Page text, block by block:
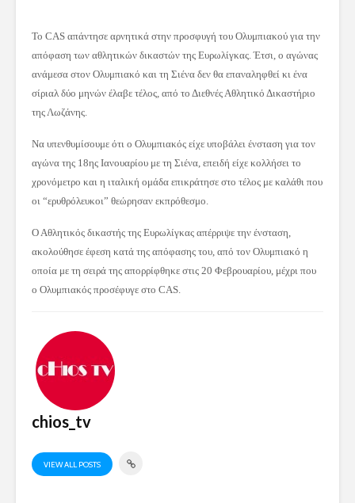
Το CAS απάντησε αρνητικά στην προσφυγή του Ολυμπιακού για την
απόφαση των αθλητικών δικαστών της Ευρωλίγκας. Έτσι, ο αγώνας
ανάμεσα στον Ολυμπιακό και τη Σιένα δεν θα επαναληφθεί κι ένα
σίριαλ δύο μηνών έλαβε τέλος, από το Διεθνές Αθλητικό Δικαστήριο
της Λωζάνης.
Να υπενθυμίσουμε ότι ο Ολυμπιακός είχε υποβάλει ένσταση για τον
αγώνα της 18ης Ιανουαρίου με τη Σιένα, επειδή είχε κολλήσει το
χρονόμετρο και η ιταλική ομάδα επικράτησε στο τέλος με καλάθι που
οι “ερυθρόλευκοι” θεώρησαν εκπρόθεσμο.
Ο Αθλητικός δικαστής της Ευρωλίγκας απέρριψε την ένσταση,
ακολούθησε έφεση κατά της απόφασης του, από τον Ολυμπιακό η
οποία με τη σειρά της απορρίφθηκε στις 20 Φεβρουαρίου, μέχρι που
ο Ολυμπιακός προσέφυγε στο CAS.
chios_tv
VIEW ALL POSTS